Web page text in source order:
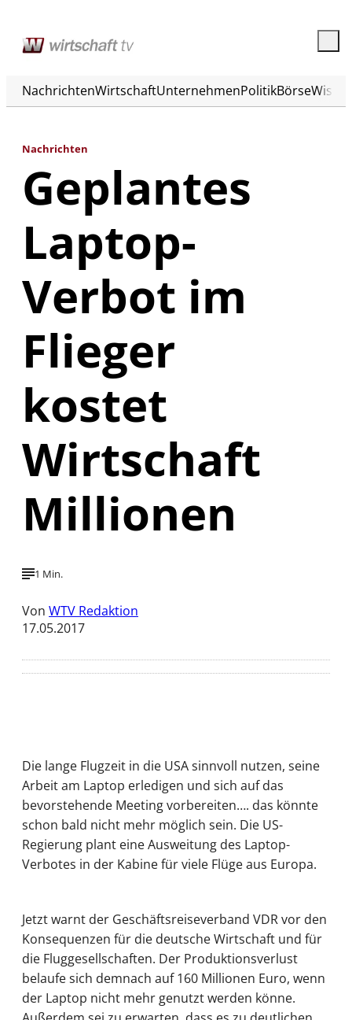
NachrichtenWirtschaftUnternehmenPolitikBörse
Nachrichten
Geplantes
Laptop-
Verbot im
Flieger
kostet
Wirtschaft
Millionen
1 Min.
Von WTV Redaktion
17.05.2017
Die lange Flugzeit in die USA sinnvoll nutzen, seine
Arbeit am Laptop erledigen und sich auf das
bevorstehende Meeting vorbereiten…. das könnte
schon bald nicht mehr möglich sein. Die US-
Regierung plant eine Ausweitung des Laptop-
Verbotes in der Kabine für viele Flüge aus Europa.
Jetzt warnt der Geschäftsreiseverband VDR vor den
Konsequenzen für die deutsche Wirtschaft und für
die Fluggesellschaften. Der Produktionsverlust
belaufe sich demnach auf 160 Millionen Euro, wenn
der Laptop nicht mehr genutzt werden könne.